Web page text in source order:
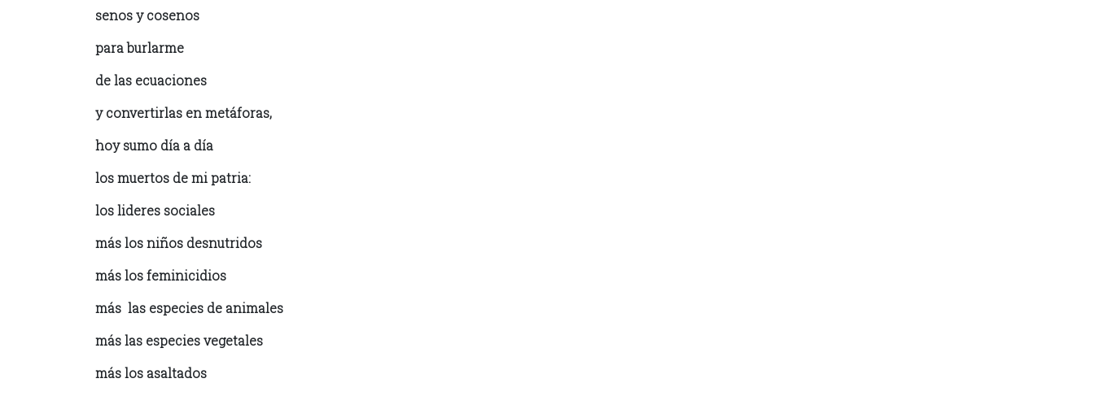
senos y cosenos
para burlarme
de las ecuaciones
y convertirlas en metáforas,
hoy sumo día a día
los muertos de mi patria:
los lideres sociales
más los niños desnutridos
más los feminicidios
más las especies de animales
más las especies vegetales
más los asaltados